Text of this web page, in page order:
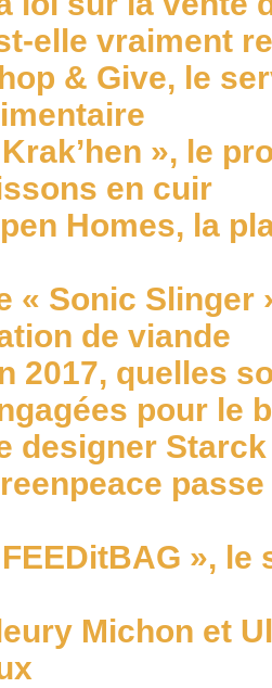
elle vraiment
& Give, le
», le
en cuir
Homes, la
« Sonic Slinger
de viande
2017, quelles
pour le
designer
», le
Michon et